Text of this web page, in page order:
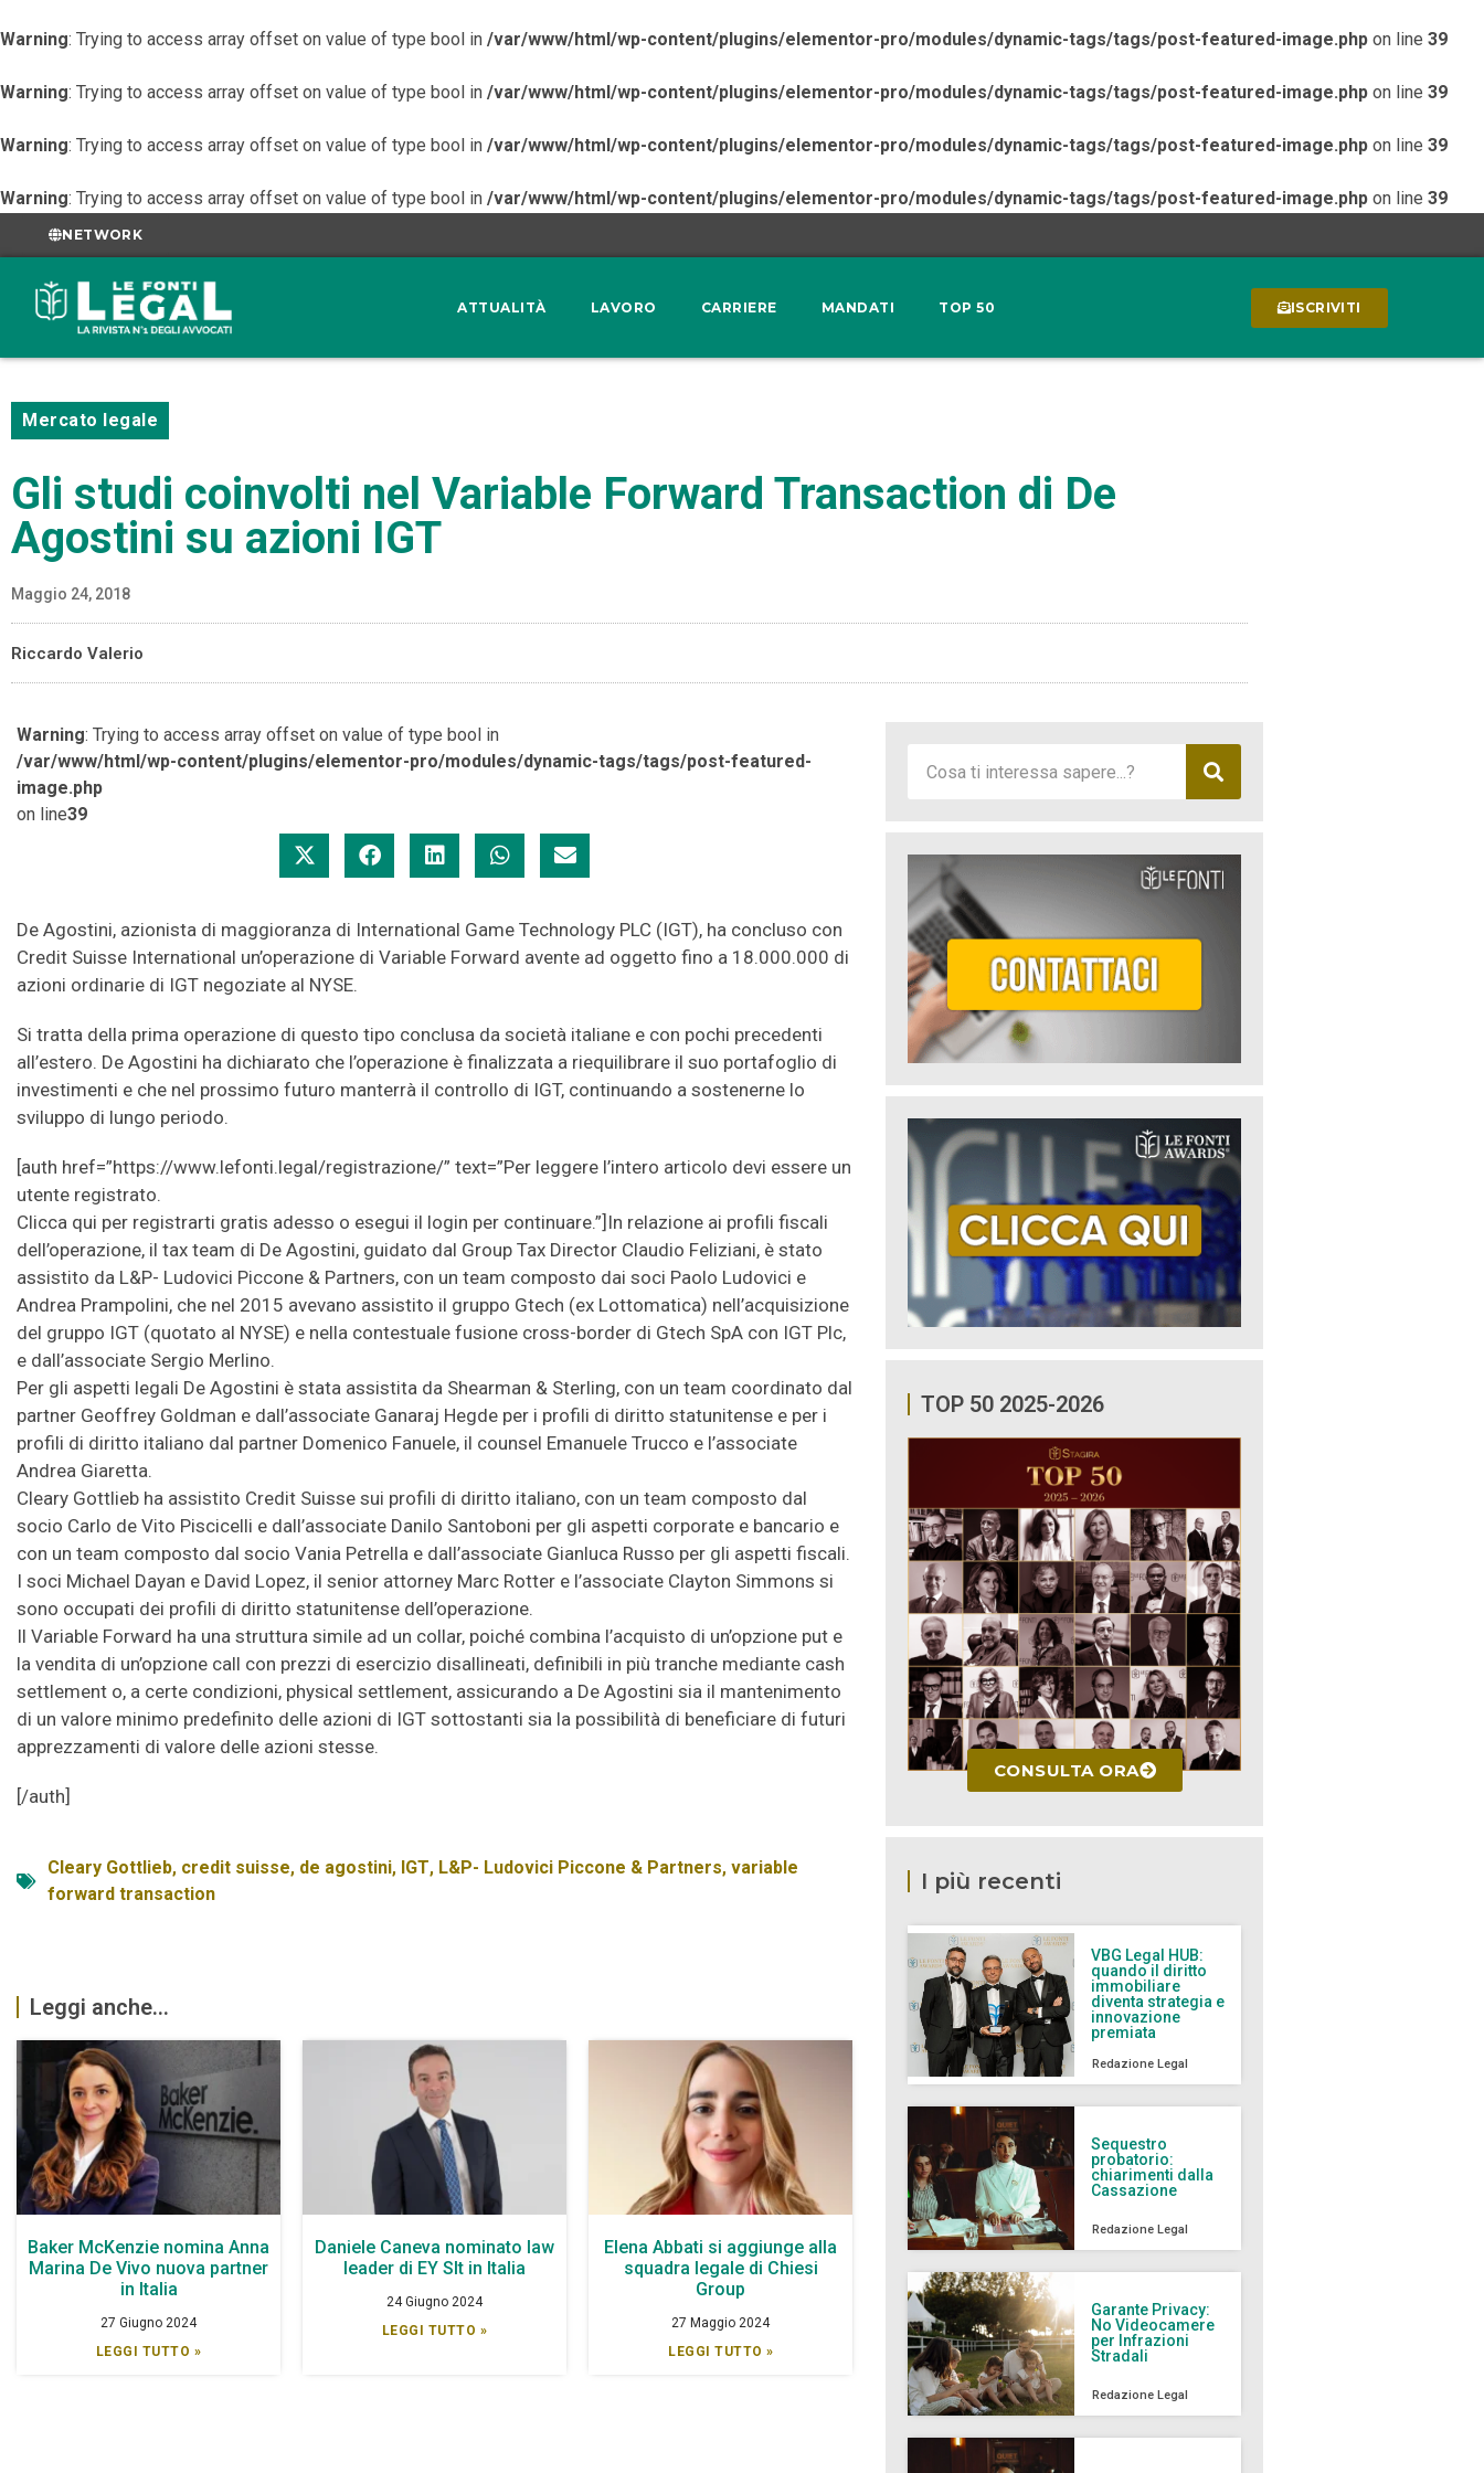
Warning: Trying to access array offset on value of type bool in /var/www/html/wp-content/plugins/elementor-pro/modules/dynamic-tags/tags/post-featured-image.php on line 39
Warning: Trying to access array offset on value of type bool in /var/www/html/wp-content/plugins/elementor-pro/modules/dynamic-tags/tags/post-featured-image.php on line 39
Warning: Trying to access array offset on value of type bool in /var/www/html/wp-content/plugins/elementor-pro/modules/dynamic-tags/tags/post-featured-image.php on line 39
Warning: Trying to access array offset on value of type bool in /var/www/html/wp-content/plugins/elementor-pro/modules/dynamic-tags/tags/post-featured-image.php on line 39
NETWORK
ATTUALITÀ LAVORO CARRIERE MANDATI TOP 50 ISCRIVITI
Mercato legale
Gli studi coinvolti nel Variable Forward Transaction di De
Agostini su azioni IGT
Maggio 24, 2018
Riccardo Valerio
Warning: Trying to access array offset on value of type bool in
/var/www/html/wp-content/plugins/elementor-pro/modules/dynamic-tags/tags/post-featured-
image.php
on line39
De Agostini, azionista di maggioranza di International Game Technology PLC (IGT), ha concluso con
Credit Suisse International un’operazione di Variable Forward avente ad oggetto fino a 18.000.000 di
azioni ordinarie di IGT negoziate al NYSE.
Si tratta della prima operazione di questo tipo conclusa da società italiane e con pochi precedenti
all’estero. De Agostini ha dichiarato che l’operazione è finalizzata a riequilibrare il suo portafoglio di
investimenti e che nel prossimo futuro manterrà il controllo di IGT, continuando a sostenerne lo
sviluppo di lungo periodo.
[auth href=”https://www.lefonti.legal/registrazione/” text=”Per leggere l’intero articolo devi essere un
utente registrato.
Clicca qui per registrarti gratis adesso o esegui il login per continuare.”]In relazione ai profili fiscali
dell’operazione, il tax team di De Agostini, guidato dal Group Tax Director Claudio Feliziani, è stato
assistito da L&P- Ludovici Piccone & Partners, con un team composto dai soci Paolo Ludovici e
Andrea Prampolini, che nel 2015 avevano assistito il gruppo Gtech (ex Lottomatica) nell’acquisizione
del gruppo IGT (quotato al NYSE) e nella contestuale fusione cross-border di Gtech SpA con IGT Plc,
e dall’associate Sergio Merlino.
Per gli aspetti legali De Agostini è stata assistita da Shearman & Sterling, con un team coordinato dal
partner Geoffrey Goldman e dall’associate Ganaraj Hegde per i profili di diritto statunitense e per i
profili di diritto italiano dal partner Domenico Fanuele, il counsel Emanuele Trucco e l’associate
Andrea Giaretta.
Cleary Gottlieb ha assistito Credit Suisse sui profili di diritto italiano, con un team composto dal
socio Carlo de Vito Piscicelli e dall’associate Danilo Santoboni per gli aspetti corporate e bancario e
con un team composto dal socio Vania Petrella e dall’associate Gianluca Russo per gli aspetti fiscali.
I soci Michael Dayan e David Lopez, il senior attorney Marc Rotter e l’associate Clayton Simmons si
sono occupati dei profili di diritto statunitense dell’operazione.
Il Variable Forward ha una struttura simile ad un collar, poiché combina l’acquisto di un’opzione put e
la vendita di un’opzione call con prezzi di esercizio disallineati, definibili in più tranche mediante cash
settlement o, a certe condizioni, physical settlement, assicurando a De Agostini sia il mantenimento
di un valore minimo predefinito delle azioni di IGT sottostanti sia la possibilità di beneficiare di futuri
apprezzamenti di valore delle azioni stesse.
[/auth]
Cleary Gottlieb, credit suisse, de agostini, IGT, L&P- Ludovici Piccone & Partners, variable
forward transaction
Leggi anche...
Baker McKenzie nomina Anna
Marina De Vivo nuova partner
in Italia
27 Giugno 2024
LEGGI TUTTO »
Daniele Caneva nominato law
leader di EY Slt in Italia
24 Giugno 2024
LEGGI TUTTO »
Elena Abbati si aggiunge alla
squadra legale di Chiesi
Group
27 Maggio 2024
LEGGI TUTTO »
TOP 50 2025-2026
CONSULTA ORA
I più recenti
VBG Legal HUB:
quando il diritto
immobiliare
diventa strategia e
innovazione
premiata
Redazione Legal
Sequestro
probatorio:
chiarimenti dalla
Cassazione
Redazione Legal
Garante Privacy:
No Videocamere
per Infrazioni
Stradali
Redazione Legal